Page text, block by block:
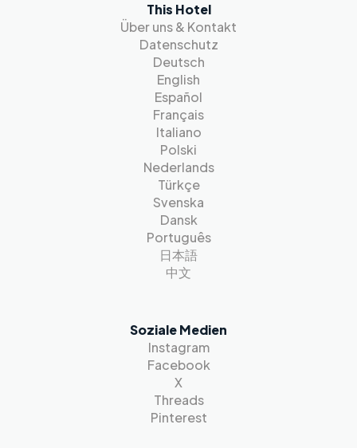
This Hotel
Über uns & Kontakt
Datenschutz
Deutsch
English
Español
Français
Italiano
Polski
Nederlands
Türkçe
Svenska
Dansk
Português
日本語
中文
Soziale Medien
Instagram
Facebook
X
Threads
Pinterest